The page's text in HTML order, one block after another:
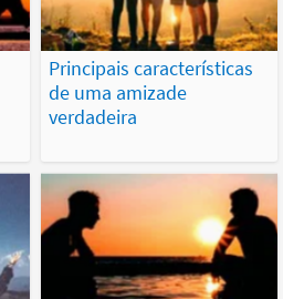
Principais características
de uma amizade
verdadeira